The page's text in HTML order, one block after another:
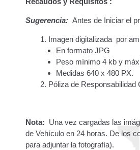
Registro Original Particulares,
Tarifa por Concepto de
Traspasos y otros modos de
Sugerencia: Antes de Iniciar el
Imagen digitalizada por
En formato JPG
Peso mínimo 4 kb y
Medidas 640 x 480 PX.
Póliza de
Nota: Una vez cargadas las
de Vehículo en 24 horas. De los
para adjuntar la fotografía).